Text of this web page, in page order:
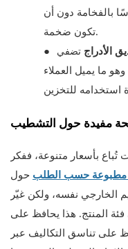
بالفخامة دون أن
تكون ضخمة.
●
الأدراج
وهو ما يميل العملاء
مفيدة حول التشطيب
تُباع بأسعار متنوعة، ففكر
مطبوعة حسب الطلب حول
الخارجي نفسه، ولكن غيّر
فئة المنتج. هذا يحافظ على
على تناسق التكاليف عبر